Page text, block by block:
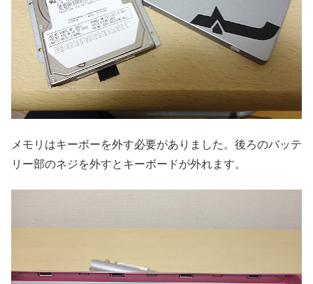
メモリはキーボーを外す必要がありました。後ろのバッテ
リー部のネジを外すとキーボードが外れます。